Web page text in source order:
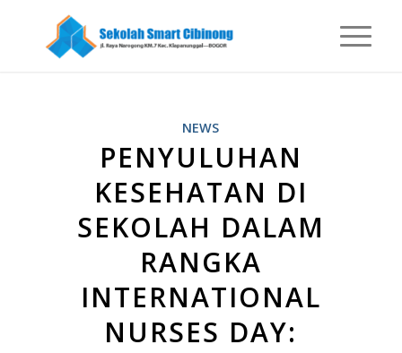
NEWS
PENYULUHAN
KESEHATAN DI
SEKOLAH DALAM
RANGKA
INTERNATIONAL
NURSES DAY: